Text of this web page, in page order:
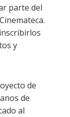
parte del
y
de
de
al